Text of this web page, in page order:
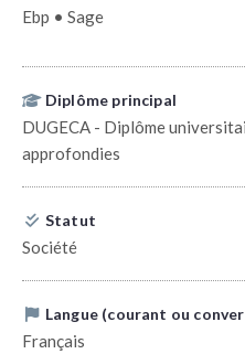
Ebp • Sage
Diplôme principal
DUGECA - Diplôme
approfondies
Statut
Société
Langue (courant ou
Français